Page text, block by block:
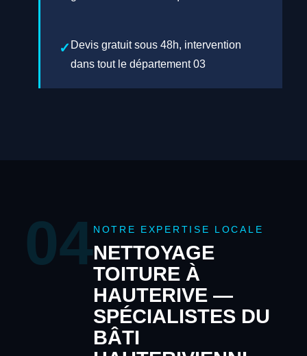
Devis gratuit sous 48h, intervention
dans tout le département 03
04 NOTRE EXPERTISE LOCALE
NETTOYAGE
TOITURE À
HAUTERIVE —
SPÉCIALISTES DU
BÂTI